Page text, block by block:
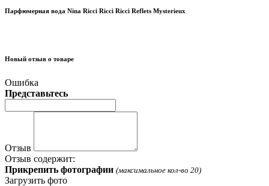
Парфюмерная вода Nina Ricci Ricci Ricci Reflets Mysterieux
Новый отзыв о товаре
Ошибка
Представьтесь
Отзыв
Отзыв содержит:
Прикрепить фотографии (максимальное кол-во 20)
Загрузить фото